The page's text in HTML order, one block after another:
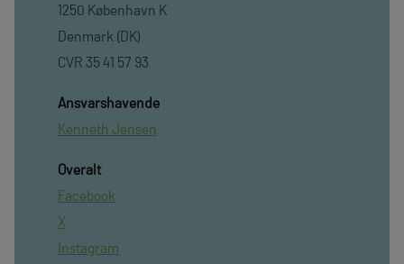
1250 København K
Denmark (DK)
CVR 35 41 57 93
Ansvarshavende
Kenneth Jensen
Overalt
Facebook
X
Instagram